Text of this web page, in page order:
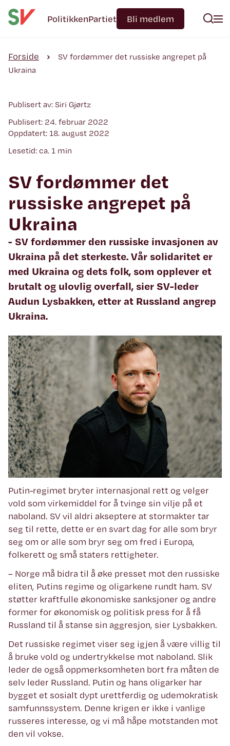
PolitikkenPartiet Bli medlem
Forside
SV fordømmer det russiske angrepet på
Ukraina
Publisert av: Siri Gjørtz
Publisert: 24. februar 2022
Oppdatert: 18. august 2022
Lesetid: ca. 1 min
SV fordømmer det
russiske angrepet på
Ukraina
- SV fordømmer den russiske invasjonen av
Ukraina på det sterkeste. Vår solidaritet er
med Ukraina og dets folk, som opplever et
brutalt og ulovlig overfall, sier SV-leder
Audun Lysbakken, etter at Russland angrep
Ukraina.
Putin-regimet bryter internasjonal rett og velger
vold som virkemiddel for å tvinge sin vilje på et
naboland. SV vil aldri akseptere at stormakter tar
seg til rette, dette er en svart dag for alle som bryr
seg om or alle som bryr seg om fred i Europa,
folkerett og små staters rettigheter.
– Norge må bidra til å øke presset mot den russiske
eliten, Putins regime og oligarkene rundt ham. SV
støtter kraftfulle økonomiske sanksjoner og andre
former for økonomisk og politisk press for å få
Russland til å stanse sin aggresjon, sier Lysbakken.
Det russiske regimet viser seg igjen å være villig til
å bruke vold og undertrykkelse mot naboland. Slik
leder de også oppmerksomheten bort fra måten de
selv leder Russland. Putin og hans oligarker har
bygget et sosialt dypt urettferdig og udemokratisk
samfunnssystem. Denne krigen er ikke i vanlige
russeres interesse, og vi må håpe motstanden mot
den vil vokse.